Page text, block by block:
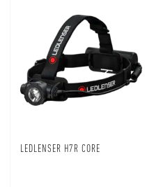
LEDLENSER H7R CORE